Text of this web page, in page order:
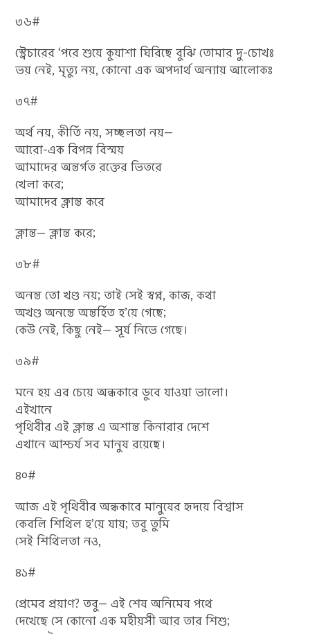
৩৬#
স্ট্রেচারের ‘পরে শুয়ে কুয়াশা ঘিরিছে বুঝি তোমার দু-চোখঃ
ভয় নেই, মৃত্যু নয়, কোনো এক অপদার্থ অন্যায় আলোকঃ
৩৭#
অর্থ নয়, কীর্তি নয়, সচ্ছলতা নয়—
আরো-এক বিপন্ন বিস্ময়
আমাদের অন্তর্গত রক্তের ভিতরে
খেলা করে;
আমাদের ক্লান্ত করে
ক্লান্ত— ক্লান্ত করে;
৩৮#
অনন্ত তো খণ্ড নয়; তাই সেই স্বপ্ন, কাজ, কথা
অখণ্ড অনন্তে অন্তৰ্হিত হ’য়ে গেছে;
কেউ নেই, কিছু নেই— সূর্য নিভে গেছে।
৩৯#
মনে হয় এর চেয়ে অন্ধকারে ডুবে যাওয়া ভালো।
এইখানে
পৃথিবীর এই ক্লান্ত এ অশান্ত কিনারার দেশে
এখানে আশ্চর্য সব মানুষ রয়েছে।
৪০#
আজ এই পৃথিবীর অন্ধকারে মানুষের হৃদয়ে বিশ্বাস
কেবলি শিথিল হ’য়ে যায়; তবু তুমি
সেই শিথিলতা নও,
৪১#
প্রেমের প্রয়াণ? তবু— এই শেষ অনিমেষ পথে
দেখেছে সে কোনো এক মহীয়সী আর তার শিশু;